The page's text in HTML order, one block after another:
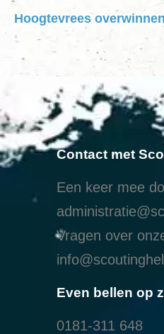
Hoogtevrees overwinnen
Contact met
Een keer mee
Vragen over
Even bellen op
0181-311 648